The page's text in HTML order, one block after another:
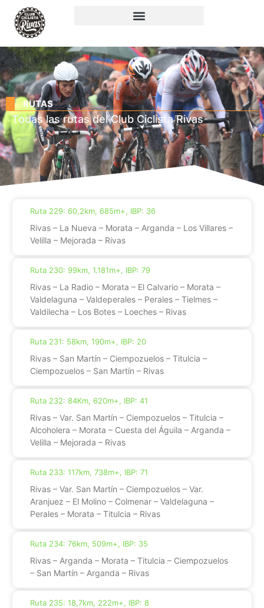
RUTAS
Todas las rutas del Club Ciclista Rivas
Ruta 229: 60,2km, 685m+, IBP: 36
Rivas – La Nueva – Morata – Arganda – Los Villares –
Velilla – Mejorada – Rivas
Ruta 230: 99km, 1.181m+, IBP: 79
Rivas – La Radio – Morata – El Calvario – Morata –
Valdelaguna – Valdeperales – Perales – Tielmes –
Valdilecha – Los Botes – Loeches – Rivas
Ruta 231: 58km, 190m+, IBP: 20
Rivas – San Martín – Ciempozuelos – Titulcia –
Ciempozuelos – San Martín – Rivas
Ruta 232: 84Km, 620m+, IBP: 41
Rivas – Var. San Martín – Ciempozuelos – Titulcia –
Alcoholera – Morata – Cuesta del Águila – Arganda –
Velilla – Mejorada – Rivas
Ruta 233: 117km, 738m+, IBP: 71
Rivas – Var. San Martín – Ciempozuelos – Var.
Aranjuez – El Molino – Colmenar – Valdelaguna –
Perales – Morata – Titulcia – Rivas
Ruta 234: 76km, 509m+, IBP: 35
Rivas – Arganda – Morata – Titulcia – Ciempozuelos
– San Martín – Arganda – Rivas
Ruta 235: 18,7km, 222m+, IBP: 8